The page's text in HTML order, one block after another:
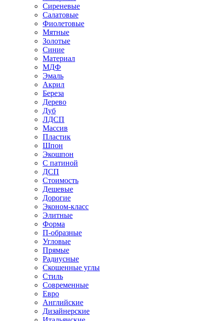
Сиреневые
Салатовые
Фиолетовые
Мятные
Золотые
Синие
Материал
МДФ
Эмаль
Акрил
Береза
Дерево
Дуб
ЛДСП
Массив
Пластик
Шпон
Экошпон
С патиной
ДСП
Стоимость
Дешевые
Дорогие
Эконом-класс
Элитные
Форма
П-образные
Угловые
Прямые
Радиусные
Скошенные углы
Стиль
Современные
Евро
Английские
Дизайнерские